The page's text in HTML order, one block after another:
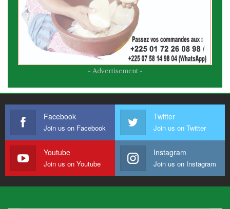
- Advertisement -
Facebook
Join us on Facebook
Twitter
Join us on Twitter
Youtube
Join us on Youtube
Instagram
Join us on Instagram